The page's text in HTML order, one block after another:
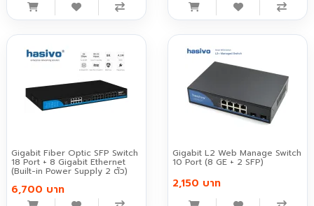
Gigabit Fiber Optic SFP Switch
18 Port + 8 Gigabit Ethernet
(Built-in Power Supply 2 ตัว)
6,700 บาท
Gigabit L2 Web Manage Switch
10 Port (8 GE + 2 SFP)
2,150 บาท